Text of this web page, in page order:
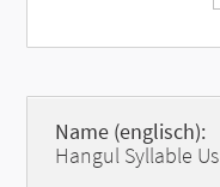
Name (englisch):
Hangul Syllable Us